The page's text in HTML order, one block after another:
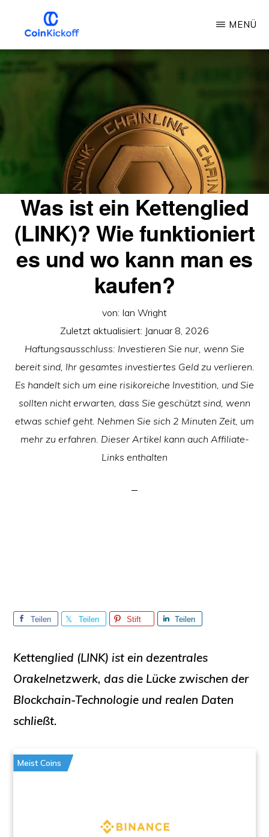
Hauptinhalt
springen
MÜNZANSTOSS
MENÜ
Was ist ein Kettenglied
(LINK)? Wie funktioniert
es und wo kann man es
kaufen?
von: Ian Wright
Zuletzt aktualisiert: Januar 8, 2026
Haftungsausschluss: Investieren Sie nur, wenn Sie
bereit sind, Ihr gesamtes investiertes Geld zu verlieren.
Es handelt sich um eine risikoreiche Investition, und Sie
sollten nicht erwarten, dass Sie geschützt sind, wenn
etwas schief geht. Nehmen Sie sich 2 Minuten Zeit, um
mehr zu erfahren. Dieser Artikel kann auch Affiliate-
Links enthalten
Teilen
Teilen
Stift
Teilen
Kettenglied (LINK) ist ein dezentrales
Orakelnetzwerk, das die Lücke zwischen der
Blockchain-Technologie und realen Daten
schließt.
Meist Coins